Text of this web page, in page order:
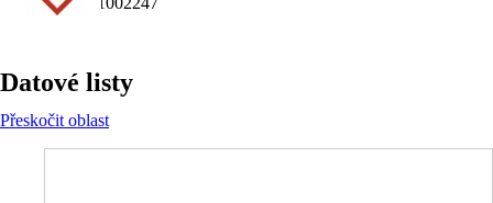
Datové listy
Přeskočit oblast